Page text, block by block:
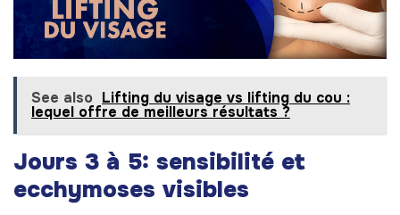
See also Lifting du visage vs lifting du cou :
lequel offre de meilleurs résultats ?
Jours 3 à 5: sensibilité et
ecchymoses visibles